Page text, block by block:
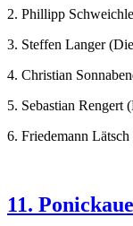
2. Phillipp
3. Steffen Langer
4. Christian
5. Sebastian Rengert
6. Friedemann
11.